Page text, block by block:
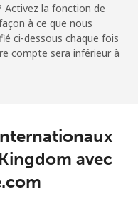
22 min pour ⁦€5⁩ ⁦5¢⁩
31 min pour ⁦€5⁩ -
Activez la fonction de
à ce que nous
ci-dessous chaque fois
compte sera inférieur à
avec